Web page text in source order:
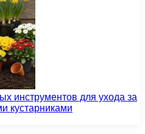
инструментов для ухода за
кустарниками